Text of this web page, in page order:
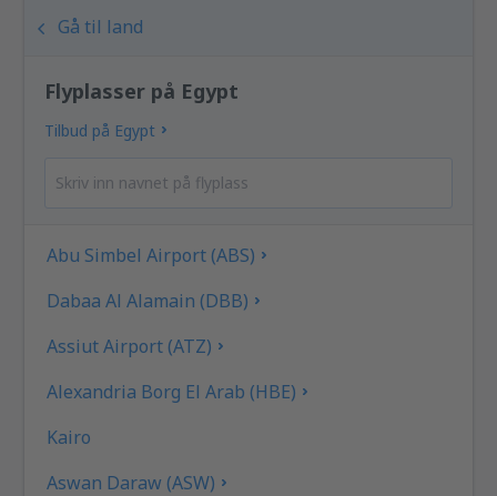
Gå til land
Flyplasser på Egypt
Tilbud på Egypt
Abu Simbel Airport (ABS)
Dabaa Al Alamain (DBB)
Assiut Airport (ATZ)
Alexandria Borg El Arab (HBE)
Kairo
Aswan Daraw (ASW)